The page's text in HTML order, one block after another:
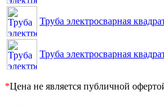
Труба электросварная
Труба электросварная
*Цена не является публичной